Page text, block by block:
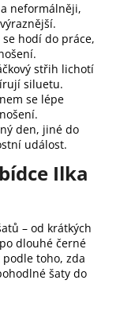
neformálněji,
hodí do práce,
střih lichotí
siluetu.
se lépe
den, jiné do
událost.
Ilka
– od krátkých
dlouhé černé
toho, zda
šaty do